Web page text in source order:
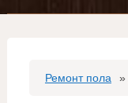
Ремонт пола »